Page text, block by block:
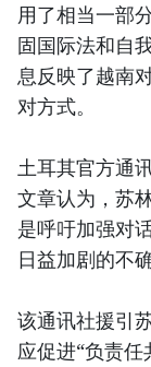
用了相当一部
固国际法和自
息反映了越南
对方式。
土耳其官方通
文章认为，苏
是呼吁加强对
日益加剧的不
该通讯社援引
应促进“负责